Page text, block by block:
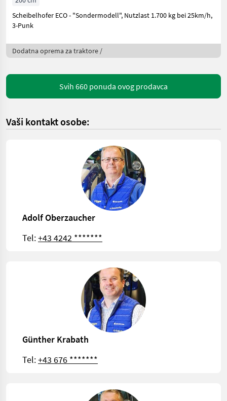
Scheibelhofer ECO - "Sondermodell", Nutzlast 1.700 kg bei 25km/h,
3-Punk
Dodatna oprema za traktore /
Svih 660 ponuda ovog prodavca
Vaši kontakt osobe:
Adolf Oberzaucher
Tel:+43 4242 *******
Günther Krabath
Tel:+43 676 *******